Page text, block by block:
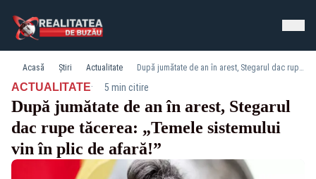
Acasă Știri Actualitate După jumătate de an în arest, Stegarul dac rupe tăcerea: „Temele sistemului vin în plic de afară!”
ACTUALITATE· 5 min citire
După jumătate de an în arest, Stegarul
dac rupe tăcerea: „Temele sistemului
vin în plic de afară!”